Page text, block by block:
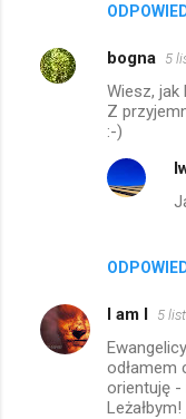
bogna 5
Wiesz, jak
Z
:-)
I am I 5
odłamem
orientuję -
Leżałbym!